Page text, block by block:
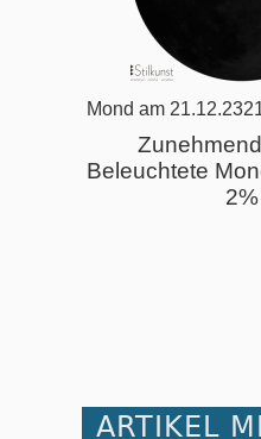
Mond am
Beleuchtete
2%
ARTIKEL